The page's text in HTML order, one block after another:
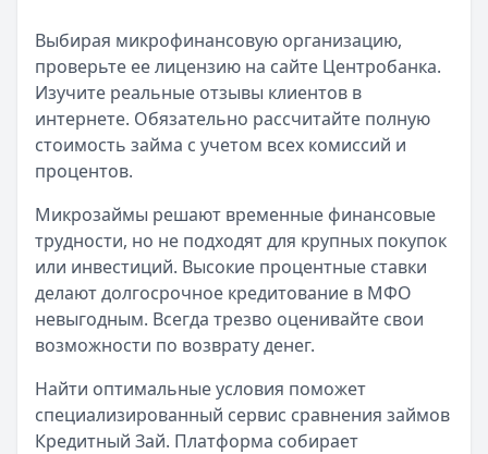
Выбирая микрофинансовую организацию,
проверьте ее лицензию на сайте Центробанка.
Изучите реальные отзывы клиентов в
интернете. Обязательно рассчитайте полную
стоимость займа с учетом всех комиссий и
процентов.
Микрозаймы решают временные финансовые
трудности, но не подходят для крупных покупок
или инвестиций. Высокие процентные ставки
делают долгосрочное кредитование в МФО
невыгодным. Всегда трезво оценивайте свои
возможности по возврату денег.
Найти оптимальные условия поможет
специализированный сервис сравнения займов
Кредитный Зай. Платформа собирает